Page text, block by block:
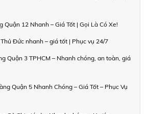
Quận 12 Nhanh – Giá Tốt | Gọi Là Có Xe!
Đức nhanh – giá tốt | Phục vụ 24/7
Quận 3 TPHCM – Nhanh chóng, an toàn, giá
Quận 5 Nhanh Chóng – Giá Tốt – Phục Vụ